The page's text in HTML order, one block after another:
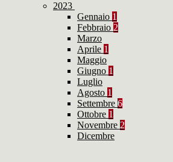
2023
Gennaio 1
Febbraio 2
Marzo
Aprile 1
Maggio
Giugno 1
Luglio
Agosto 1
Settembre 6
Ottobre 1
Novembre 2
Dicembre